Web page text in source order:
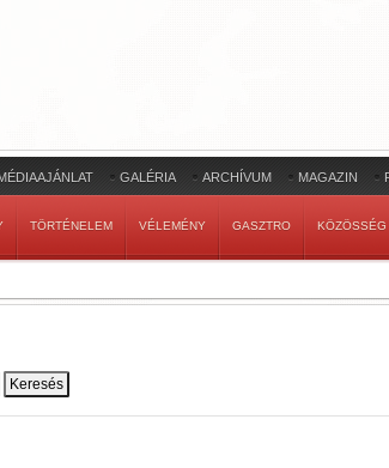
GALÉRIA ARCHÍVUM MAGAZIN
TÖRTÉNELEM VÉLEMÉNY GASZTRO KÖZÖSSÉG